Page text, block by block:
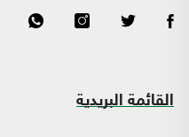
القائمة البريدية